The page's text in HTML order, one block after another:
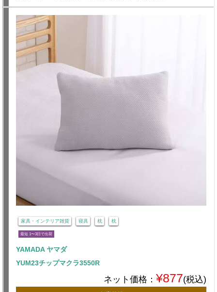
家具・インテリア雑貨 寝具 枕 枕
最短 1〜3日で出荷
YAMADA ヤマダ
YUM23チップマクラ3550R
ネット価格： ¥877(税込)